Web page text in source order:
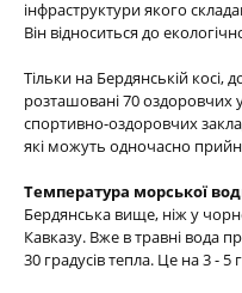
інфраструктури якого
Він відноситься до
Тільки на Бердянській косі,
розташовані 70 оздоровчих
спортивно-оздоровчих
які можуть одночасно
Температура морської
Бердянська вище, ніж у
Кавказу. Вже в травні вода
30 градусів тепла. Це на 3 - 5